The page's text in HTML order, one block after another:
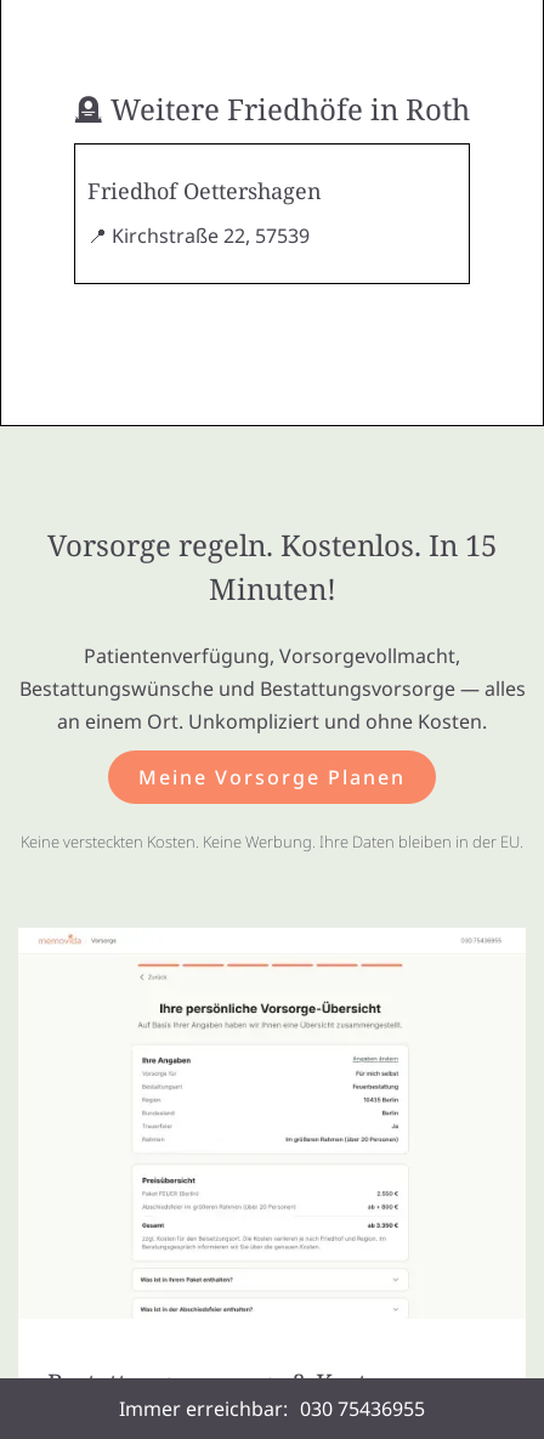
🪦 Weitere Friedhöfe in Roth
Friedhof Oettershagen
📍 Kirchstraße 22, 57539
Vorsorge regeln. Kostenlos. In 15
Minuten!
Patientenverfügung, Vorsorgevollmacht,
Bestattungswünsche und Bestattungsvorsorge — alles
an einem Ort. Unkompliziert und ohne Kosten.
Meine Vorsorge Planen
Keine versteckten Kosten. Keine Werbung. Ihre Daten bleiben in der EU.
Bestattungsvorsorge & Kosten
Immer erreichbar: 030 75436955